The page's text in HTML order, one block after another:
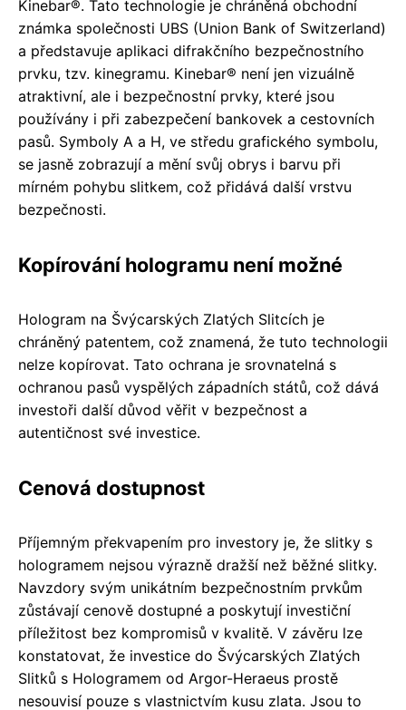
Kinebar®. Tato technologie je chráněná obchodní
známka společnosti UBS (Union Bank of Switzerland)
a představuje aplikaci difrakčního bezpečnostního
prvku, tzv. kinegramu. Kinebar® není jen vizuálně
atraktivní, ale i bezpečnostní prvky, které jsou
používány i při zabezpečení bankovek a cestovních
pasů. Symboly A a H, ve středu grafického symbolu,
se jasně zobrazují a mění svůj obrys i barvu při
mírném pohybu slitkem, což přidává další vrstvu
bezpečnosti.
Kopírování hologramu není možné
Hologram na Švýcarských Zlatých Slitcích je
chráněný patentem, což znamená, že tuto technologii
nelze kopírovat. Tato ochrana je srovnatelná s
ochranou pasů vyspělých západních států, což dává
investoři další důvod věřit v bezpečnost a
autentičnost své investice.
Cenová dostupnost
Příjemným překvapením pro investory je, že slitky s
hologramem nejsou výrazně dražší než běžné slitky.
Navzdory svým unikátním bezpečnostním prvkům
zůstávají cenově dostupné a poskytují investiční
příležitost bez kompromisů v kvalitě. V závěru lze
konstatovat, že investice do Švýcarských Zlatých
Slitků s Hologramem od Argor-Heraeus prostě
nesouvisí pouze s vlastnictvím kusu zlata. Jsou to